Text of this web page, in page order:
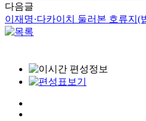
다음글
이재명·다카이치 둘러본 호류지(